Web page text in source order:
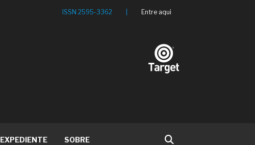
ISSN 2595-3362 Entre aqui
EXPEDIENTE SOBRE